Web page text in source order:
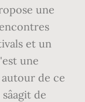
une
et un
une
de ce
de